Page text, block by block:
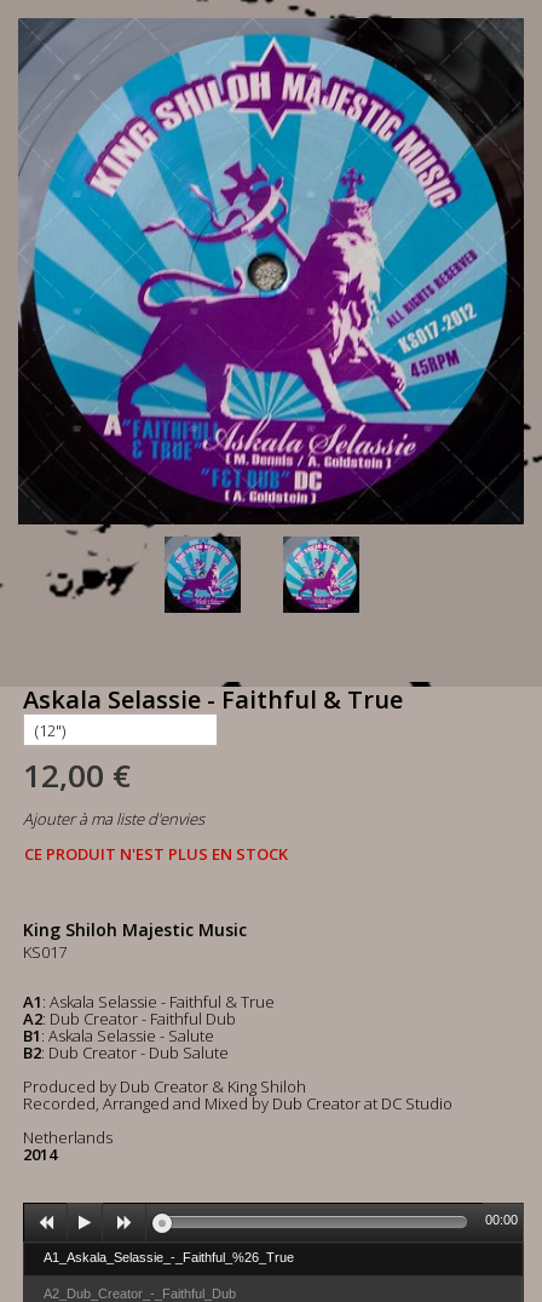
Askala Selassie - Faithful & True
12,00 €
Ajouter à ma liste d'envies
CE PRODUIT N'EST PLUS EN STOCK
King Shiloh Majestic Music
KS017
A1: Askala Selassie - Faithful & True
A2: Dub Creator - Faithful Dub
B1: Askala Selassie - Salute
B2: Dub Creator - Dub Salute
Produced by Dub Creator & King Shiloh
Recorded, Arranged and Mixed by Dub Creator at DC Studio
Netherlands
2014
A1_Askala_Selassie_-_Faithful_%26_True
A2_Dub_Creator_-_Faithful_Dub
00:00